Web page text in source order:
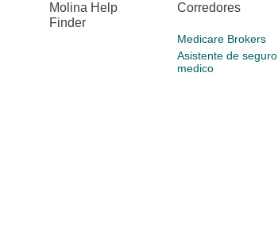
Molina Help
Finder
Corredores
Medicare Brokers
Asistente de seguro
medico